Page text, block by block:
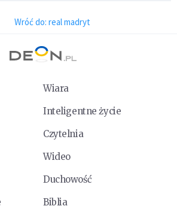
Wróć do: real madryt
Wiara
Inteligentne życie
Czytelnia
Wideo
Duchowość
Biblia